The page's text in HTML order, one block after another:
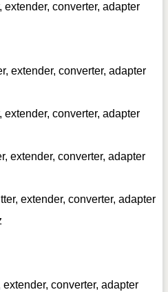
converter, adapter
extender, converter, adapter
converter, adapter
extender, converter, adapter
extender, converter, adapter
converter, adapter